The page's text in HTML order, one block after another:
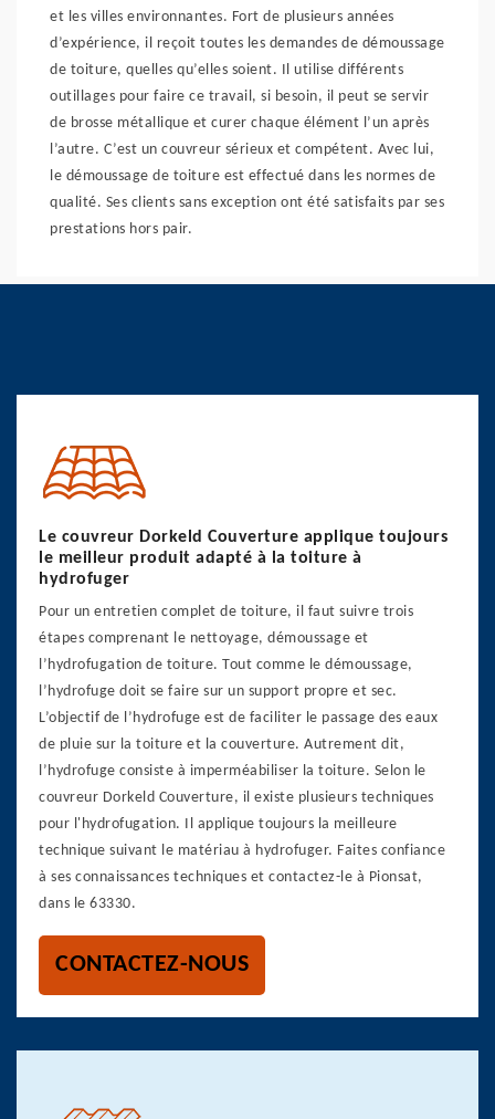
et les villes environnantes. Fort de plusieurs années
d’expérience, il reçoit toutes les demandes de démoussage
de toiture, quelles qu’elles soient. Il utilise différents
outillages pour faire ce travail, si besoin, il peut se servir
de brosse métallique et curer chaque élément l’un après
l’autre. C’est un couvreur sérieux et compétent. Avec lui,
le démoussage de toiture est effectué dans les normes de
qualité. Ses clients sans exception ont été satisfaits par ses
prestations hors pair.
Le couvreur Dorkeld Couverture applique toujours
le meilleur produit adapté à la toiture à
hydrofuger
Pour un entretien complet de toiture, il faut suivre trois
étapes comprenant le nettoyage, démoussage et
l’hydrofugation de toiture. Tout comme le démoussage,
l’hydrofuge doit se faire sur un support propre et sec.
L’objectif de l’hydrofuge est de faciliter le passage des eaux
de pluie sur la toiture et la couverture. Autrement dit,
l’hydrofuge consiste à imperméabiliser la toiture. Selon le
couvreur Dorkeld Couverture, il existe plusieurs techniques
pour l'hydrofugation. Il applique toujours la meilleure
technique suivant le matériau à hydrofuger. Faites confiance
à ses connaissances techniques et contactez-le à Pionsat,
dans le 63330.
CONTACTEZ-NOUS